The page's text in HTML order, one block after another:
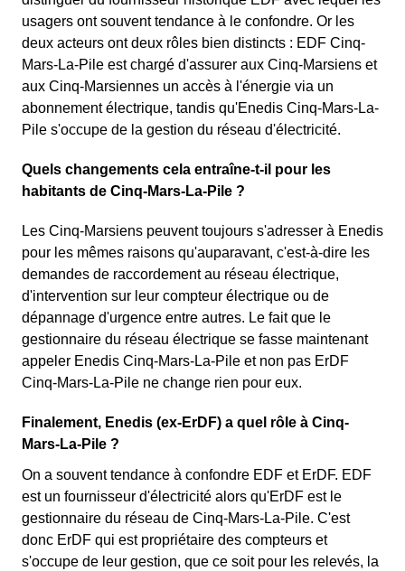
usagers ont souvent tendance à le confondre. Or les
deux acteurs ont deux rôles bien distincts : EDF Cinq-
Mars-La-Pile est chargé d'assurer aux Cinq-Marsiens et
aux Cinq-Marsiennes un accès à l'énergie via un
abonnement électrique, tandis qu'Enedis Cinq-Mars-La-
Pile s'occupe de la gestion du réseau d'électricité.
Quels changements cela entraîne-t-il pour les
habitants de Cinq-Mars-La-Pile ?
Les Cinq-Marsiens peuvent toujours s'adresser à Enedis
pour les mêmes raisons qu'auparavant, c'est-à-dire les
demandes de raccordement au réseau électrique,
d'intervention sur leur compteur électrique ou de
dépannage d'urgence entre autres. Le fait que le
gestionnaire du réseau électrique se fasse maintenant
appeler Enedis Cinq-Mars-La-Pile et non pas ErDF
Cinq-Mars-La-Pile ne change rien pour eux.
Finalement, Enedis (ex-ErDF) a quel rôle à Cinq-
Mars-La-Pile ?
On a souvent tendance à confondre EDF et ErDF. EDF
est un fournisseur d'électricité alors qu'ErDF est le
gestionnaire du réseau de Cinq-Mars-La-Pile. C'est
donc ErDF qui est propriétaire des compteurs et
s'occupe de leur gestion, que ce soit pour les relevés, la